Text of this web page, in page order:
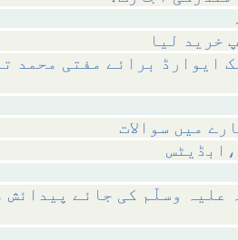
ایوارڈ برائے مفتی محمد
علیہ وسلّم کی جائے پیدائش